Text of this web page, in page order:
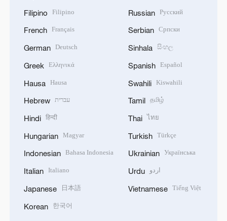
Filipino Filipino
French Français
German Deutsch
Greek Ελληνικά
Hausa Hausa
Hebrew עברית
Hindi हिन्दी
Hungarian Magyar
Indonesian Bahasa Indonesia
Italian Italiano
Japanese 日本語
Korean 한국어
Russian Русский
Serbian Српски
Sinhala සිංහල
Spanish Español
Swahili Kiswahili
Tamil தமிழ்
Thai ไทย
Turkish Türkçe
Ukrainian Українська
Urdu اردو
Vietnamese Tiếng Việt